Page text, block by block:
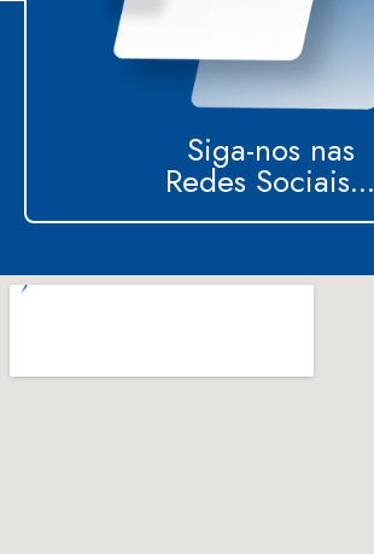
Siga-nos nas
Redes Sociais...